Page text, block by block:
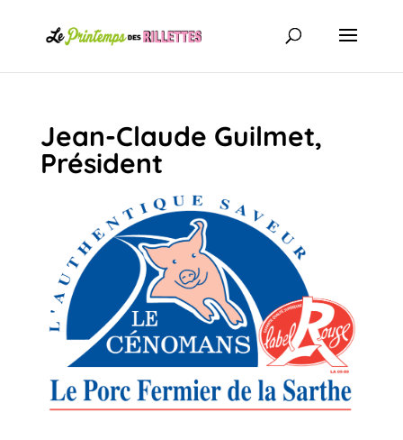
Jean-Claude Guilmet,
Président